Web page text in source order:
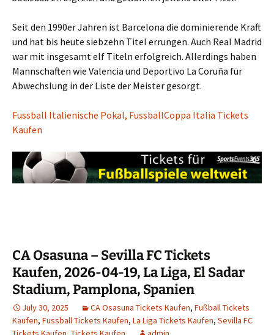
Seit den 1990er Jahren ist Barcelona die dominierende Kraft
und hat bis heute siebzehn Titel errungen. Auch Real Madrid
war mit insgesamt elf Titeln erfolgreich. Allerdings haben
Mannschaften wie Valencia und Deportivo La Coruña für
Abwechslung in der Liste der Meister gesorgt.
Fussball Italienische Pokal, FussballCoppa Italia Tickets
Kaufen
CA Osasuna – Sevilla FC Tickets
Kaufen, 2026-04-19, La Liga, El Sadar
Stadium, Pamplona, Spanien
July 30, 2025 CA Osasuna Tickets Kaufen, Fußball Tickets
Kaufen, Fussball Tickets Kaufen, La Liga Tickets Kaufen, Sevilla FC